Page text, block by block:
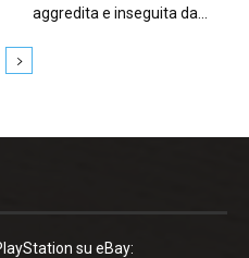
aggredita e inseguita da...
su eBay: